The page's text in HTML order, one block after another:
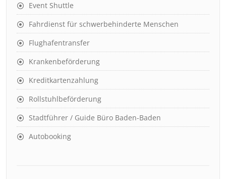
Event Shuttle
Fahrdienst für schwerbehinderte Menschen
Flughafentransfer
Krankenbeförderung
Kreditkartenzahlung
Rollstuhlbeförderung
Stadtführer / Guide Büro Baden-Baden
Autobooking